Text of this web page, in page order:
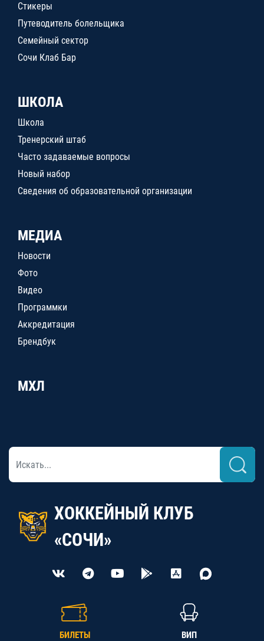
Стикеры
Путеводитель болельщика
Семейный сектор
Сочи Клаб Бар
ШКОЛА
Школа
Тренерский штаб
Часто задаваемые вопросы
Новый набор
Сведения об образовательной организации
МЕДИА
Новости
Фото
Видео
Программки
Аккредитация
Брендбук
МХЛ
ХОККЕЙНЫЙ КЛУБ
«СОЧИ»
БИЛЕТЫ ВИП